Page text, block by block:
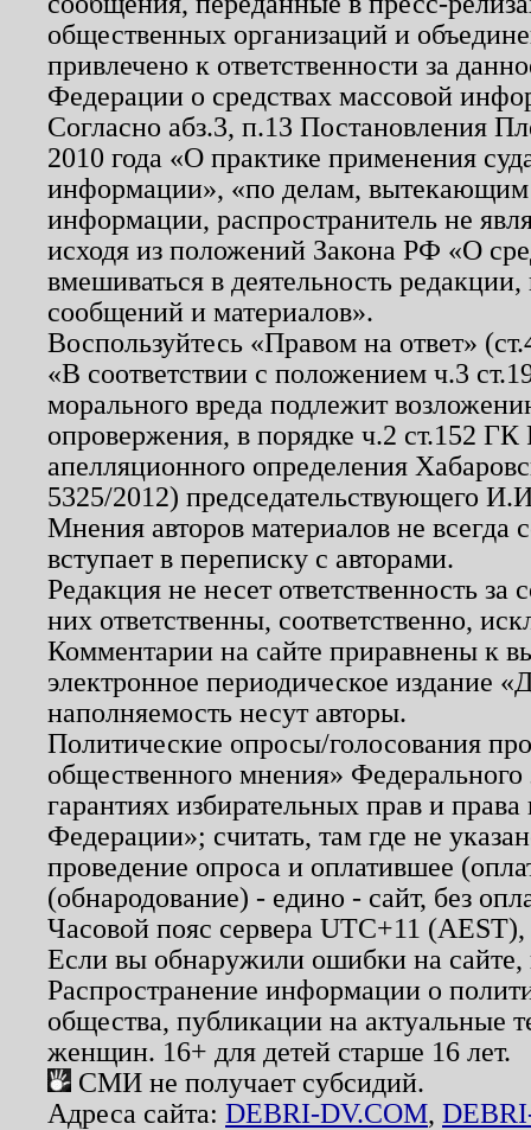
общественных организаций и
привлечено к ответственности за
Федерации о средствах массовой
Согласно абз.3, п.13 Постановления
2010 года «О практике применения
информации», «по делам, вытекающим
информации, распространитель не
исходя из положений Закона РФ «О
вмешиваться в деятельность
сообщений и материалов».
Воспользуйтесь «Правом на ответ»
«В соответствии с положением ч.3
морального вреда подлежит
опровержения, в порядке ч.2 ст.152
апелляционного определения
5325/2012) председательствующего
Мнения авторов материалов не
вступает в переписку с авторами.
Редакция не несет ответственность
них ответственны, соответственно,
Комментарии на сайте приравнены к
электронное периодическое издание
наполняемость несут авторы.
Политические опросы/голосования
общественного мнения»
гарантиях избирательных прав и
Федерации»; считать, там где не
проведение опроса и оплатившее
(обнародование) - едино - сайт, без
Часовой пояс сервера UTC+11
Если вы обнаружили ошибки на
Распространение информации о
общества, публикации на актуальные
женщин. 16+ для детей старше 16 лет.
СМИ не получает субсидий.
Адреса сайта: DEBRI-DV.COM,